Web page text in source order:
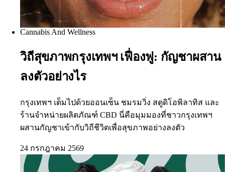
Cannabis And Wellness
วิถีสุขภาพกรุงเทพฯ เฟื่องฟู: กัญชาผสาน
ลงตัวอย่างไร
กรุงเทพฯ เต็มไปด้วยออนเซ็น ชมรมวิ่ง สตูดิโอพิลาทิส และ
ร้านจำหน่ายผลิตภัณฑ์ CBD นี่คือมุมมองที่ชาวกรุงเทพฯ
ผสานกัญชาเข้ากับวิถีชีวิตเพื่อสุขภาพอย่างลงตัว
24 กรกฎาคม 2569